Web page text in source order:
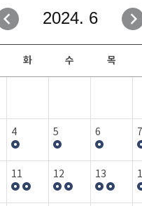
·교육센터
/IPP사업단
일정안내
보도자료
행사갤러
2024. 6
화 수 목
4 5 6 7
11 12 13